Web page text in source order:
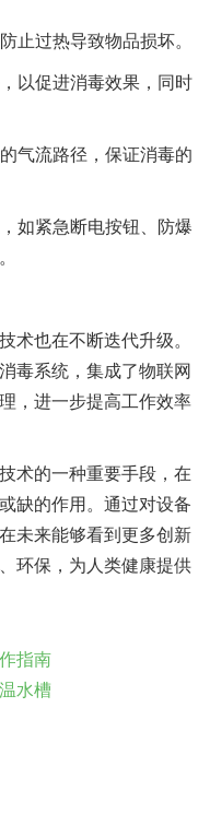
止过热导致物品损坏。
以促进消毒效果，同时
气流路径，保证消毒的
如紧急断电按钮、防爆
术也在不断迭代升级。
毒系统，集成了物联网
，进一步提高工作效率
术的一种重要手段，在
缺的作用。通过对设备
未来能够看到更多创新
环保，为人类健康提供
指南
水槽